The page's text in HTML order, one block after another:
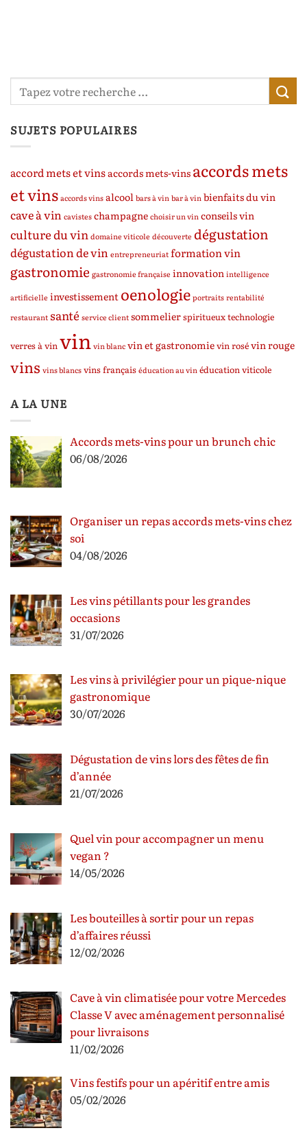
SUJETS POPULAIRES
accord mets et vinsaccords mets-vins accords mets
et vinsaccords vinsalcoolbars à vinbar à vinbienfaits du vin
cave à vincavisteschampagnechoisir un vinconseils vin
culture du vindomaine viticole découverte dégustation
dégustation de vinentrepreneuriatformation vin
gastronomie gastronomie française innovationintelligence
artificielle investissement oenologieportraitsrentabilité
restaurantsanté service clientsommelierspiritueuxtechnologie
verres à vinvinvin blancvin et gastronomievin rosévin rouge
vins vins blancsvins françaiséducation au vinéducation viticole
A LA UNE
Accords mets-vins pour un brunch chic
06/08/2026
Organiser un repas accords mets-vins chez
soi
04/08/2026
Les vins pétillants pour les grandes
occasions
31/07/2026
Les vins à privilégier pour un pique-nique
gastronomique
30/07/2026
Dégustation de vins lors des fêtes de fin
d’année
21/07/2026
Quel vin pour accompagner un menu
vegan ?
14/05/2026
Les bouteilles à sortir pour un repas
d’affaires réussi
12/02/2026
Cave à vin climatisée pour votre Mercedes
Classe V avec aménagement personnalisé
pour livraisons
11/02/2026
Vins festifs pour un apéritif entre amis
05/02/2026